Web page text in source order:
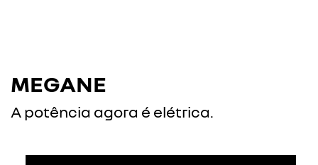
MEGANE
A potência agora é elétrica.